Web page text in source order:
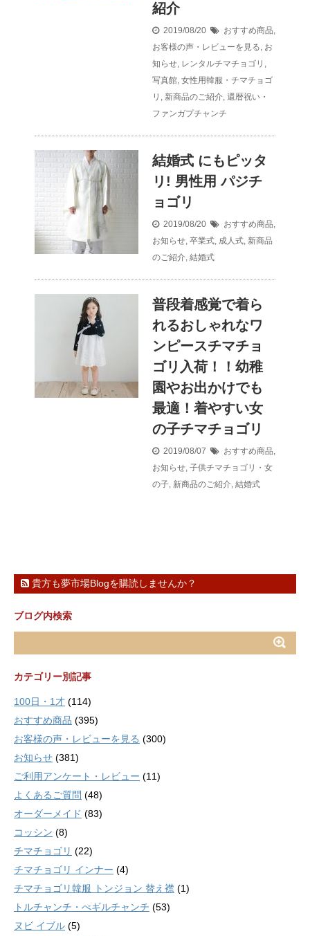
紹介
2019/08/20 おすすめ商品,
お客様の声・レビューを見る, お
知らせ, レンタルチマチョゴリ ,
写真館, 女性用韓服・チマチョゴ
リ , 新商品のご紹介, 還暦祝い・
ファンガプチャンチ
結婚式 にもピッタ
リ! 男性用 パジチ
ョゴリ
2019/08/20 おすすめ商品,
お知らせ, 卒業式, 成人式, 新商品
のご紹介, 結婚式
普段着感覚で着ら
れるおしゃれなワ
ンピースチマチョ
ゴリ入荷！！幼稚
園やお出かけでも
最適！着やすい女
の子チマチョゴリ
2019/08/07 おすすめ商品,
お知らせ, 子供チマチョゴリ・女
の子, 新商品のご紹介, 結婚式
貴方も夢市場Blogを購読しませんか？
ブログ内検索
カテゴリー別記事
100日・1才 (114)
おすすめ商品 (395)
お客様の声・レビューを見る (300)
お知らせ (381)
ご利用アンケート・レビュー (11)
よくあるご質問 (48)
オーダーメイド (83)
コッシン (8)
チマチョゴリ (22)
チマチョゴリ インナー (4)
チマチョゴリ韓服 トンジョン 替え襟 (1)
トルチャンチ・ぺギルチャンチ (53)
ヌビ イブル (5)